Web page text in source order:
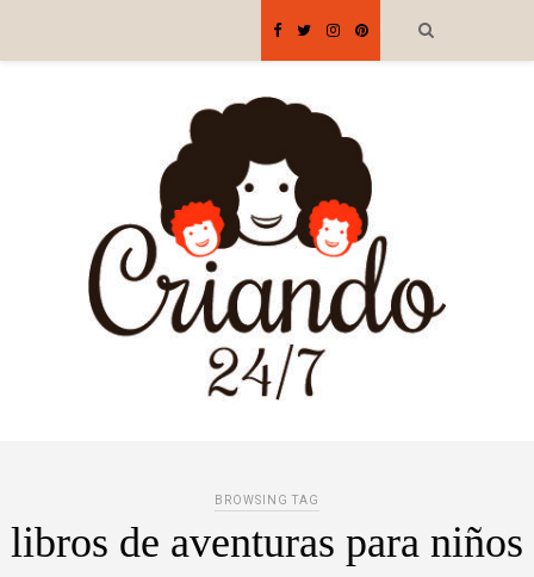
BROWSING TAG
libros de aventuras para niños